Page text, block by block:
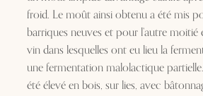
froid. Le moût ainsi obtenu a été mis
barriques neuves et pour l’autre moitié
vin dans lesquelles ont eu lieu la
une fermentation malolactique
été élevé en bois, sur lies, avec